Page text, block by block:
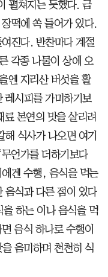
펼쳐지는 듯했다. 금
떡에 쏙 들어가 있다.
진다. 반찬마다 계절
각종 나물이 상에 오
엔 지리산 버섯을 활
레시피를 가미하기보
본연의 맛을 살리려
식사가 나오면 여기
언가를 더하기보다
겐 수행, 음식을 먹는
음식과 다른 점이 있다
하는 이나 음식을 먹
음식 하나로 수행이
음미하며 천천히 식